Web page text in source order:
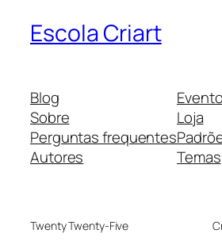
Escola Criart
Blog
Sobre
Perguntas frequentes
Autores
Loja
Temas
Twenty Twenty-Five